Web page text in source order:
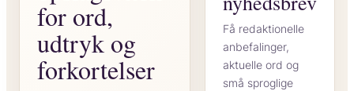
for ord,
udtryk og
forkortelser
Få redaktionelle
anbefalinger,
aktuelle ord og
små sproglige